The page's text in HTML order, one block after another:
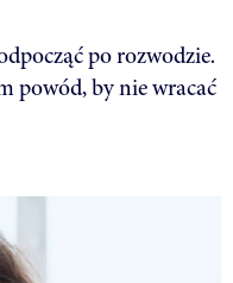
po rozwodzie.
powód, by nie wracać